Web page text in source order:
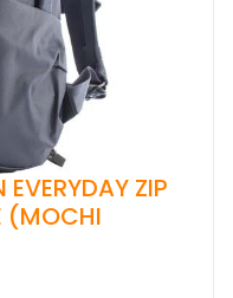
EVERYDAY ZIP
(MOCHI